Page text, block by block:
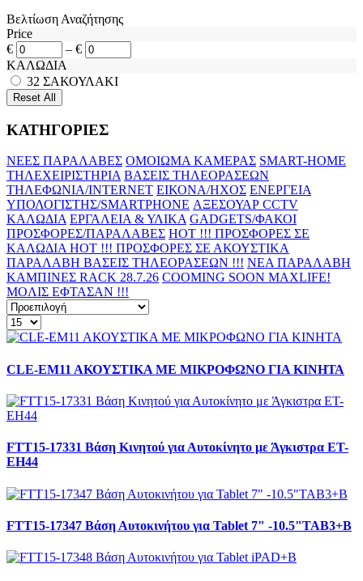
Βελτίωση Αναζήτησης
Price
€
– €
ΚΑΛΩΔΙΑ
32 ΣΑΚΟΥΛΑΚΙ
ΚΑΤΗΓΟΡΙΕΣ
ΝΕΕΣ ΠΑΡΑΛΑΒΕΣ ΟΜΟΙΩΜΑ ΚΑΜΕΡΑΣ SMART-HOME
ΤΗΛΕΧΕΙΡΙΣΤΗΡΙΑ ΒΑΣΕΙΣ ΤΗΛΕΟΡΑΣΕΩΝ
ΤΗΛΕΦΩΝΙΑ/INTERNET ΕΙΚΟΝΑ/ΗΧΟΣ ΕΝΕΡΓΕΙΑ
ΥΠΟΛΟΓΙΣΤΗΣ/SMARTPHONE ΑΞΕΣΟΥΑΡ CCTV
ΚΑΛΩΔΙΑ ΕΡΓΑΛΕΙΑ & ΥΛΙΚΑ GADGETS/ΦΑΚΟΙ
ΠΡΟΣΦΟΡΕΣ/ΠΑΡΑΛΑΒΕΣ HOT !!! ΠΡΟΣΦΟΡΕΣ ΣΕ
KAΛΩΔΙΑHOT !!! ΠΡΟΣΦΟΡΕΣ ΣΕ ΑΚΟΥΣΤΙΚΑ
ΠΑΡΑΛΑΒΗ ΒΑΣΕΙΣ ΤΗΛΕΟΡΑΣΕΩΝ !!! ΝΕΑ ΠΑΡΑΛΑΒΗ
KAMΠΙΝΕΣ RACK 28.7.26 COOMING SOON MAXLIFE!
MOΛΙΣ ΕΦΤΑΣΑΝ !!!
CLE-EM11 AΚΟΥΣΤΙΚΑ ΜΕ ΜΙΚΡΟΦΩΝΟ ΓΙΑ ΚΙΝΗΤΑ
FTT15-17331 Βάση Κινητού για Αυτοκίνητο με Άγκιστρα ET-
EH44
FTT15-17347 Βάση Αυτοκινήτου για Tablet 7" -10.5"TAB3+B